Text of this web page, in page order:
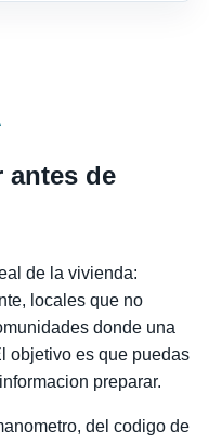
antes de
de la vivienda:
locales que no
donde una
objetivo es que puedas
preparar.
del codigo de